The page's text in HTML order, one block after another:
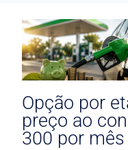
Opção por
preço ao
300 por mês